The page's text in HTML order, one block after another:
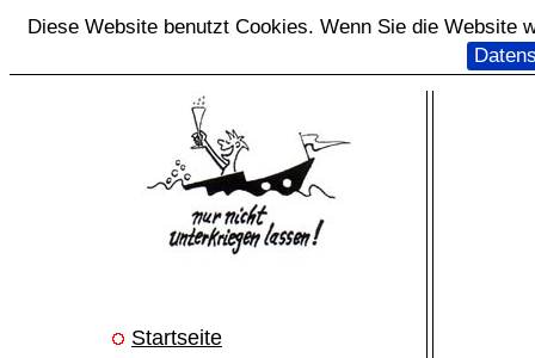
Diese Website benutzt Cookies. Wenn Sie die Website
Startseite